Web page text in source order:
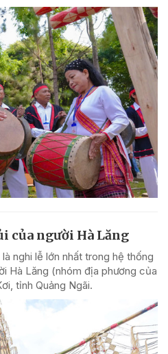
của người Hà Lăng
nghi lễ lớn nhất trong hệ thống
Hà Lăng (nhóm địa phương của
tỉnh Quảng Ngãi.